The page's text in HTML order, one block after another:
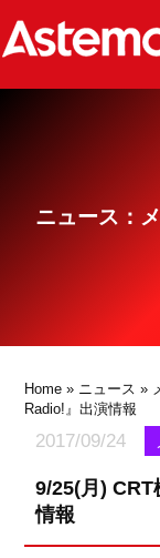
ニュース
グッズ
ニュース：
Home » ニュース »
Radio!』出演情報
2017/09/24
9/25(月)
情報